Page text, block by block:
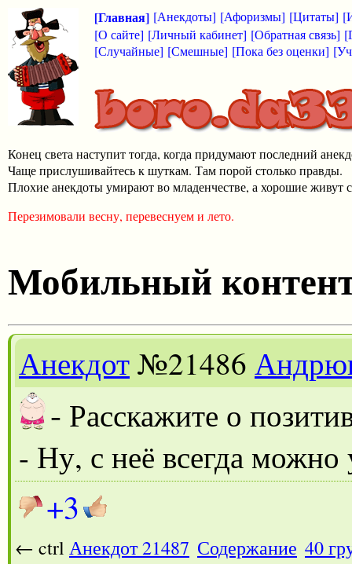
[Главная] [Анекдоты] [Афоризмы] [Цитаты]
[О сайте] [Личный кабинет] [Обратная связь]
[Случайные] [Смешные] [Пока без оценки]
Конец света наступит тогда, когда придумают последний
Чаще прислушивайтесь к шуткам. Там порой столько правды.
Плохие анекдоты умирают во младенчестве, а хорошие живут
Перезимовали весну, перевеснуем и лето.
Мобильный
Анекдот№21486
- Расскажите о
- Ну, с неё всегда можно
+3
← ctrl Анекдот 21487 Содержание 40